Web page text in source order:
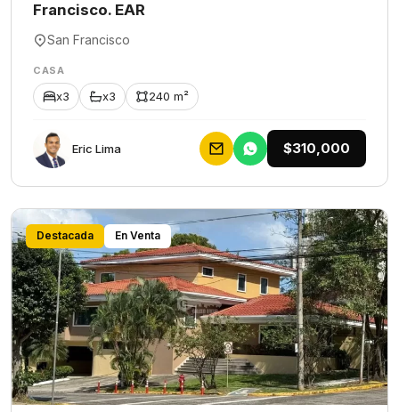
Francisco. EAR
San Francisco
CASA
x3 x3 240 m²
Eric Lima $310,000
Destacada En Venta